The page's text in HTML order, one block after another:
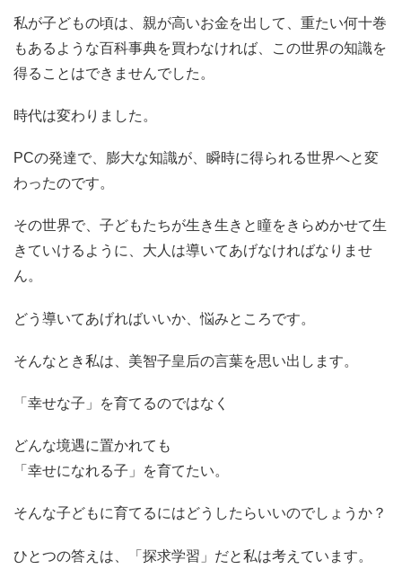
私が子どもの頃は、親が高いお金を出して、重たい何十巻
もあるような百科事典を買わなければ、この世界の知識を
得ることはできませんでした。
時代は変わりました。
PCの発達で、膨大な知識が、瞬時に得られる世界へと変
わったのです。
その世界で、子どもたちが生き生きと瞳をきらめかせて生
きていけるように、大人は導いてあげなければなりませ
ん。
どう導いてあげればいいか、悩みところです。
そんなとき私は、美智子皇后の言葉を思い出します。
「幸せな子」を育てるのではなく
どんな境遇に置かれても
「幸せになれる子」を育てたい。
そんな子どもに育てるにはどうしたらいいのでしょうか？
ひとつの答えは、「探求学習」だと私は考えています。